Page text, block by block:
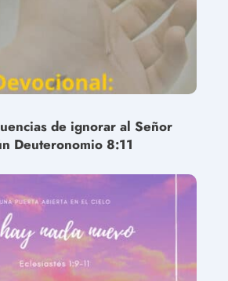
de ignorar al Señor
Deuteronomio 8:11